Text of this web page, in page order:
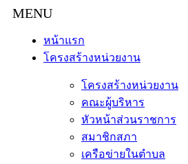
หน้าแรก
โครงสร้างหน่วยงาน
โครงสร้างหน่วยงาน
คณะผู้บริหาร
หัวหน้าส่วนราชการ
สมาชิกสภา
เครือข่ายในตำบล